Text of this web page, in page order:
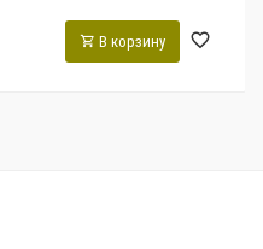
В корзину